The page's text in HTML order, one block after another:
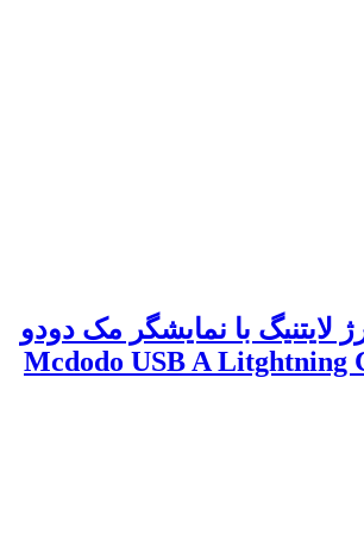
لایتنیگ با نمایشگر مک دودو
Mcdodo USB A Litghtning